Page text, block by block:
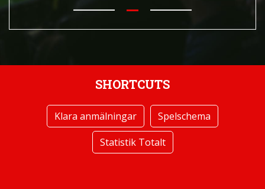
SHORTCUTS
Klara anmälningar
Spelschema
Statistik Totalt